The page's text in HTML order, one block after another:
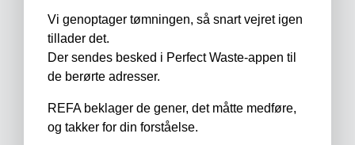
Vi genoptager tømningen, så snart vejret igen
tillader det.
Der sendes besked i Perfect Waste-appen til
de berørte adresser.
REFA beklager de gener, det måtte medføre,
og takker for din forståelse.